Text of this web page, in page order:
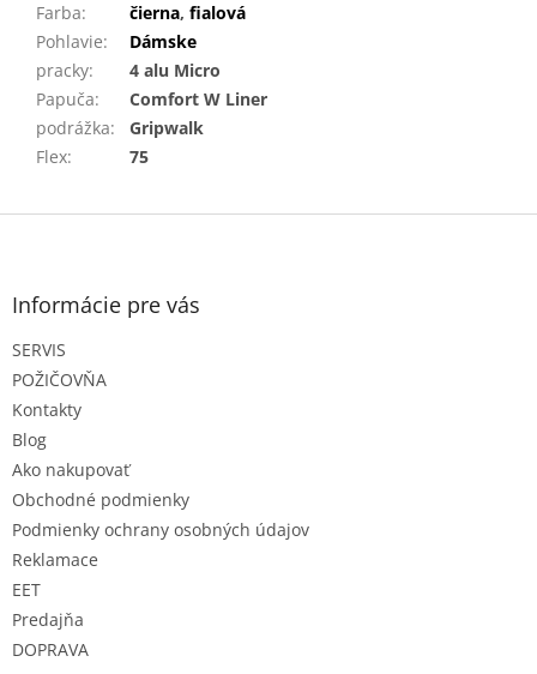
Farba: čierna, fialová
Pohlavie:
Dámske
pracky:
4 alu Micro
Papuča:
Comfort W Liner
podrážka:
Gripwalk
Flex: 75
Z
Informácie pre vás
SERVIS
POŽIČOVŇA
Kontakty
Blog
Ako nakupovať
Obchodné podmienky
Podmienky ochrany osobných údajov
Reklamace
EET
Predajňa
DOPRAVA